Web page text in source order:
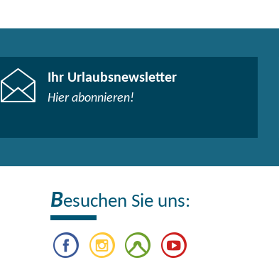
Ihr Urlaubsnewsletter
Hier abonnieren!
Besuchen Sie uns: